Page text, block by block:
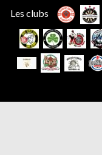
Les clubs